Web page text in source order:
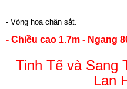
- Vòng hoa chân sắt.
- Chiều cao 1.7m - Ngang
Tinh Tế và Sang
Lan